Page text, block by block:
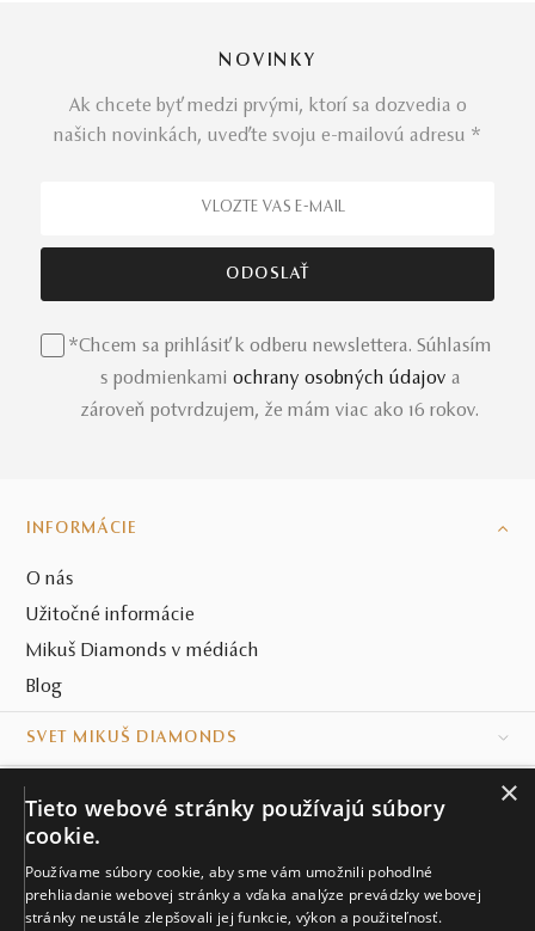
NOVINKY
Ak chcete byť medzi prvými, ktorí sa dozvedia o
našich novinkách, uveďte svoju e-mailovú adresu *
*Chcem sa prihlásiť k odberu newslettera. Súhlasím
s podmienkami ochrany osobných údajov a
zároveň potvrdzujem, že mám viac ako 16 rokov.
INFORMÁCIE
O nás
Užitočné informácie
Mikuš Diamonds v médiách
Blog
SVET MIKUŠ DIAMONDS
KONTAKT
Naše klenotníctva
×
Tieto webové stránky používajú súbory
cookie.
Používame súbory cookie, aby sme vám umožnili pohodlné
prehliadanie webovej stránky a vďaka analýze prevádzky webovej
stránky neustále zlepšovali jej funkcie, výkon a použiteľnosť.